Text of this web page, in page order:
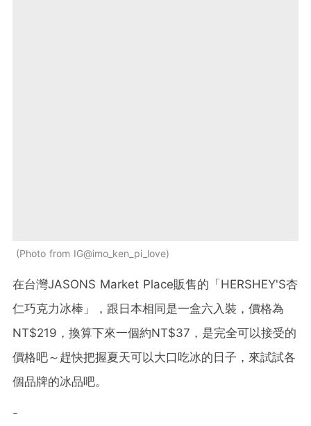
Photo from IG@imo_ken_pi_love
在台灣JASONS Market Place販售的「HERSHEY'S杏
仁巧克力冰棒」，跟日本相同是一盒六入裝，價格為
NT$219，換算下來一個約NT$37，是完全可以接受的
價格吧～趕快把握夏天可以大口吃冰的日子，來試試各
個品牌的冰品吧。
-